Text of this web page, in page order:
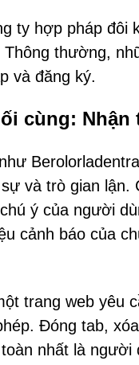
ty hợp pháp đôi
Thông thường,
và đăng ký.
cùng:
và trò gian lận.
ý của người
cảnh báo của
trang web yêu
Đóng tab,
nhất là người